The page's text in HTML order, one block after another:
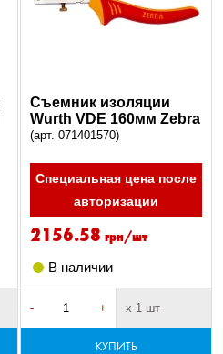
Съемник изоляции
Wurth VDE 160мм Zebra
(арт. 071401570)
Специальная цена после
авторизации
2156.58 грн/шт
В наличии
- + х 1 шт
КУПИТЬ